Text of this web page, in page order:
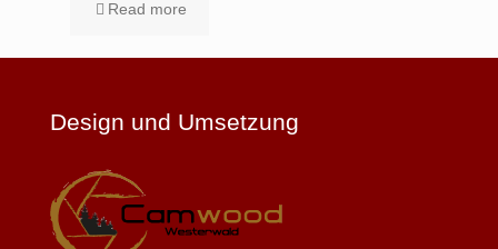
Read more
Design und Umsetzung